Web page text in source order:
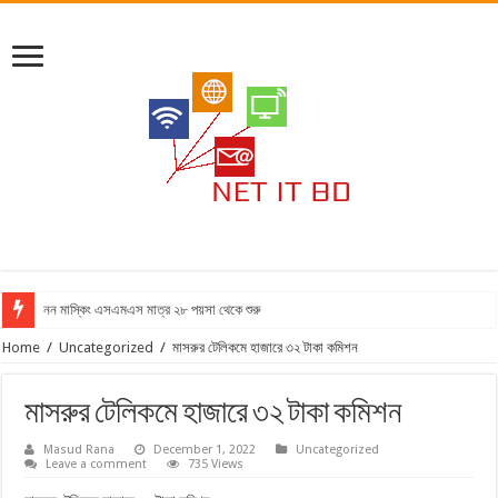
নন মাস্কিং এসএমএস মাত্র ২৮ পয়সা থেকে শুরু
Home / Uncategorized / মাসরুর টেলিকমে হাজারে ৩২ টাকা কমিশন
মাসরুর টেলিকমে হাজারে ৩২ টাকা কমিশন
Masud Rana December 1, 2022
Uncategorized
Leave a comment
735 Views